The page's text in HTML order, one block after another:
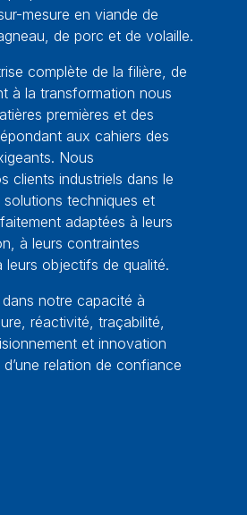
mesure en viande de
de porc et de volaille.
complète de la filière, de
à la transformation nous
premières et des
aux cahiers des
Nous
clients industriels dans le
techniques et
adaptées à leurs
à leurs contraintes
leurs objectifs de qualité.
notre capacité à
réactivité, traçabilité,
et innovation
relation de confiance